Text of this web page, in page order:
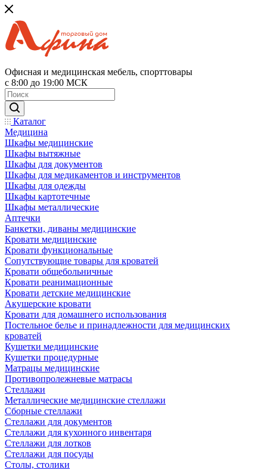
Офисная и медицинская мебель, спорттовары
с 8:00 до 19:00 МСК
Каталог
Медицина
Шкафы медицинские
Шкафы вытяжные
Шкафы для документов
Шкафы для медикаментов и инструментов
Шкафы для одежды
Шкафы картотечные
Шкафы металлические
Аптечки
Банкетки, диваны медицинские
Кровати медицинские
Кровати функциональные
Сопутствующие товары для кроватей
Кровати общебольничные
Кровати реанимационные
Кровати детские медицинские
Акушерские кровати
Кровати для домашнего использования
Постельное белье и принадлежности для медицинских
кроватей
Кушетки медицинские
Кушетки процедурные
Матрацы медицинские
Противопролежневые матрасы
Стеллажи
Металлические медицинские стеллажи
Сборные стеллажи
Стеллажи для документов
Стеллажи для кухонного инвентаря
Стеллажи для лотков
Стеллажи для посуды
Столы, столики